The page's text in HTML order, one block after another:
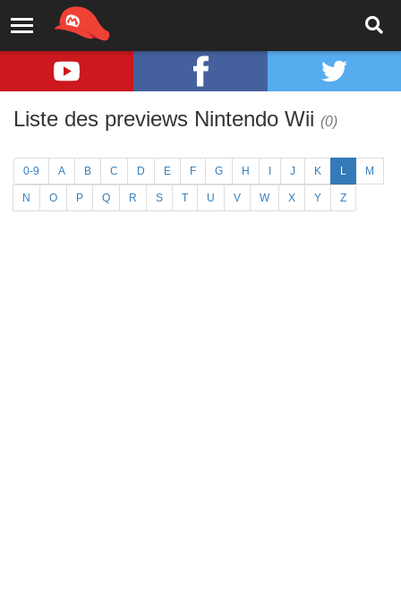
Liste des previews Nintendo Wii (0)
0-9 A B C D E F G H J K L M
N O P Q R S T U V W X Y Z